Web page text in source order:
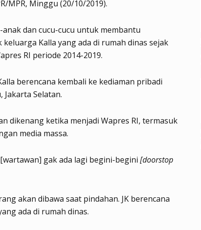
MPR, Minggu (20/10/2019).
dan cucu-cucu untuk membantu
Kalla yang ada di rumah dinas sejak
RI periode 2014-2019.
berencana kembali ke kediaman pribadi
Selatan.
dikenang ketika menjadi Wapres RI, termasuk
media massa.
gak ada lagi begini-begini [doorstop
akan dibawa saat pindahan. JK berencana
ada di rumah dinas.